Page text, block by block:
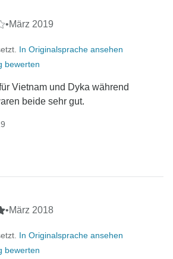
•März 2019
In Originalsprache ansehen
bewerten
Vietnam und Dyka während
beide sehr gut.
•März 2018
In Originalsprache ansehen
bewerten